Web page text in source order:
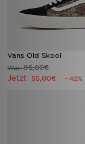
Vans Old Skool
War95,00€
Jetzt 55,00€ - 42%
Trending Styles